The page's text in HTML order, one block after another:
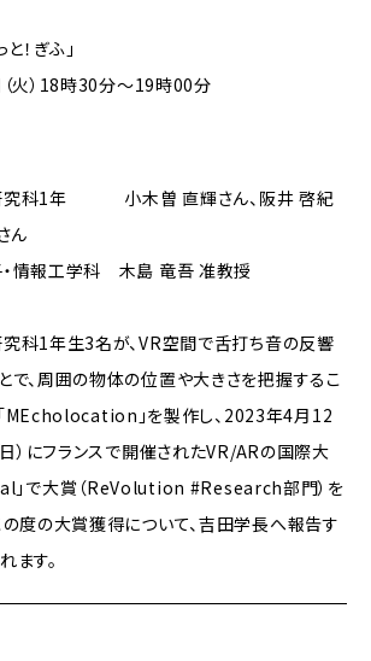
！ぎふ」
）18時30分～19時00分
究科1年 小木曽 直輝さん、阪井 啓紀
ん
情報工学科 木島 竜吾 准教授
科1年生3名が、VR空間で舌打ち音の反響
で、周囲の物体の位置や大きさを把握するこ
MEcholocation」を製作し、2023年4月12
日）にフランスで開催されたVR/ARの国際大
」で大賞（ReVolution #Research部門）を
の度の大賞獲得について、吉田学長へ報告す
ます。